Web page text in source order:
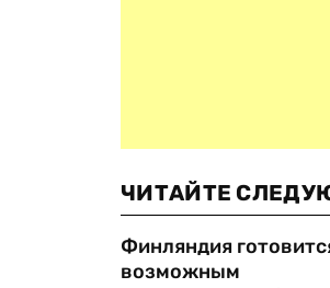
ЧИТАЙТЕ
Финляндия
возможным